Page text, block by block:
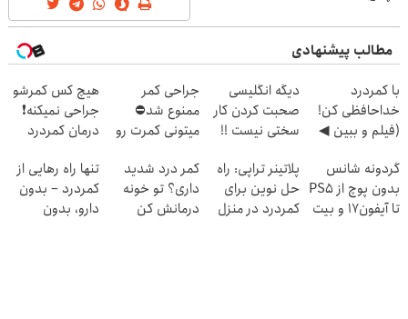
مطالب پیشنهادی
با کمردرد
خداحافظی کن!
(فیلم و ببین ◀
پرکن)
دیگه انگلیسی
صحبت کردن کار
سختی نیست !!
جراحی کمر
ممنوع شد⛔
میتونی کمرت رو
کنی! 👈🏻
پرسش‌نامه
هیچ کس کمرشو
جراحی نمیکنه❗
درمان کمردرد
(پرسشنامه)
گردونه شانس
بدون پوچ از PS5
تا آیفون17 و بیت
پلاتینر تراپی: راه
حل نوین برای
کمردرد در منزل
کمر درد شدید
داری؟ تو خونه
درمانش کن
تنها راه رهایی از
کمردرد – بدون
دارو، بدون